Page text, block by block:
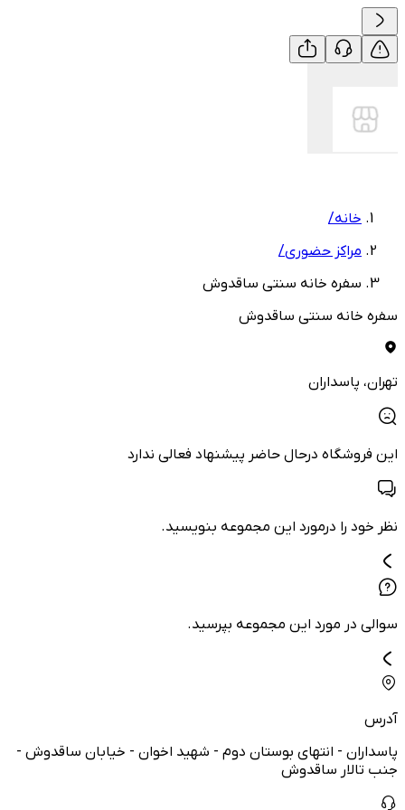
خانه/
مراکز حضوری/
سفره خانه سنتی ساقدوش
سفره خانه سنتی ساقدوش
تهران، پاسداران
این فروشگاه درحال حاضر پیشنهاد فعالی ندارد
نظر خود را درمورد این مجموعه بنویسید.
سوالی در مورد این مجموعه بپرسید.
آدرس
پاسداران - انتهای بوستان دوم - شهید اخوان - خیابان ساقدوش -
جنب تالار ساقدوش